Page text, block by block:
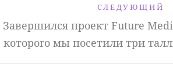
СЛЕДУЮЩИЙ
Завершился проект Future
которого мы посетили три